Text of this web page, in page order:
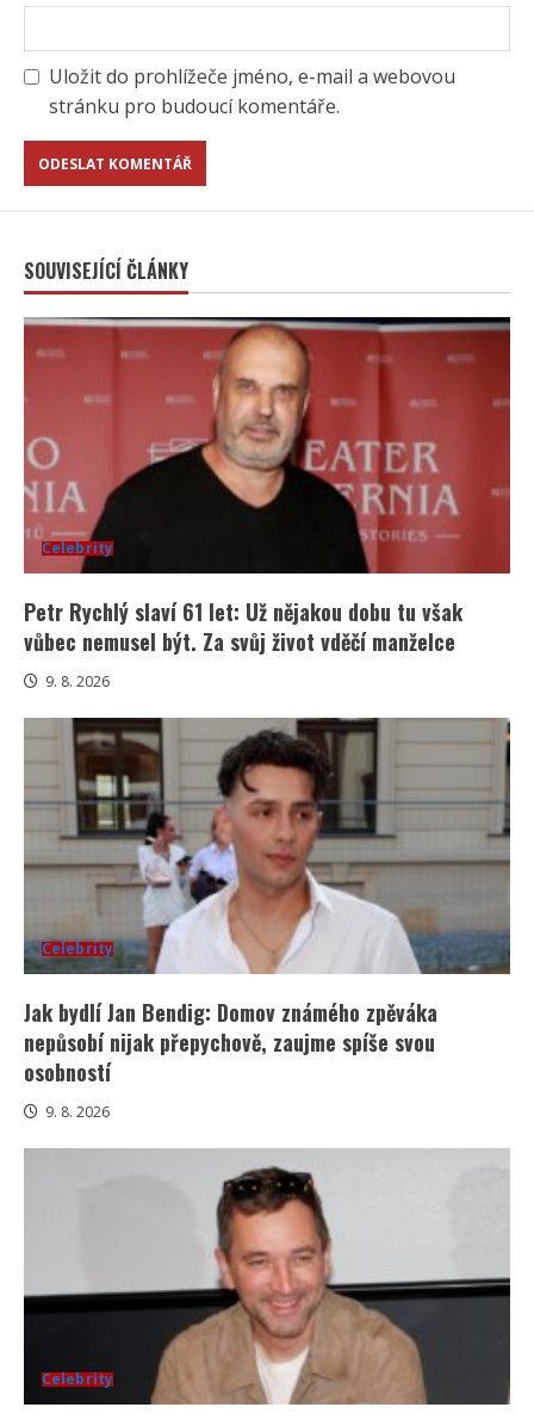
Uložit do prohlížeče jméno, e-mail a webovou
stránku pro budoucí komentáře.
SOUVISEJÍCÍ ČLÁNKY
Celebrity
Petr Rychlý slaví 61 let: Už nějakou dobu tu však
vůbec nemusel být. Za svůj život vděčí manželce
9. 8. 2026
Celebrity
Jak bydlí Jan Bendig: Domov známého zpěváka
nepůsobí nijak přepychově, zaujme spíše svou
osobností
9. 8. 2026
Celebrity